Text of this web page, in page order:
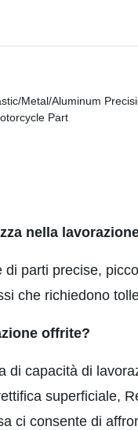
nella
parti precise,
che richiedono
offrite?
di capacità di
superficiale,
ci consente di